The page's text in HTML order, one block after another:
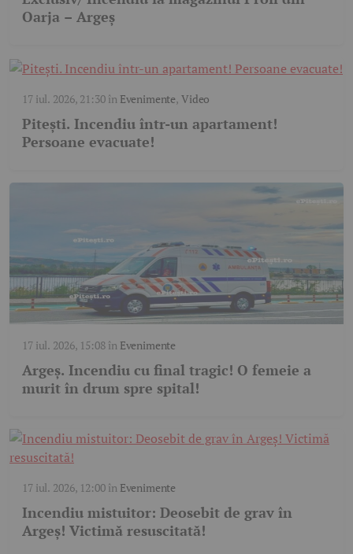
Oarja – Argeș
17 iul. 2026, 21:30în Evenimente,Video
Pitești. Incendiu într-un apartament!
Persoane evacuate!
17 iul. 2026, 15:08în Evenimente
Argeș. Incendiu cu final tragic! O femeie a
murit în drum spre spital!
17 iul. 2026, 12:00în Evenimente
Incendiu mistuitor: Deosebit de grav în
Argeș! Victimă resuscitată!